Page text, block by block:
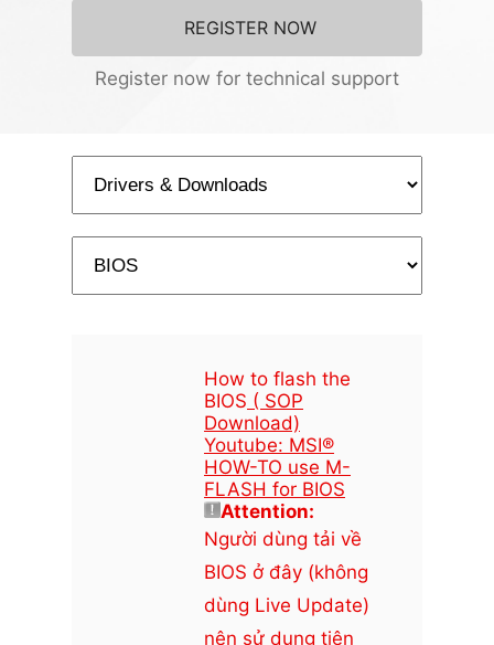
REGISTER NOW
Register now for technical support
How to flash the
BIOS ( SOP
Download)
Youtube: MSI®
HOW-TO use M-
FLASH for BIOS
Attention:
Người dùng tải về
BIOS ở đây (không
dùng Live Update)
nên sử dụng tiện